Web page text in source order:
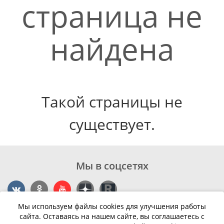
страница не
найдена
Такой страницы не
существует.
Мы используем файлы cookies для улучшения работы
сайта. Оставаясь на нашем сайте, вы соглашаетесь с
Мы в соцсетях
Контакты